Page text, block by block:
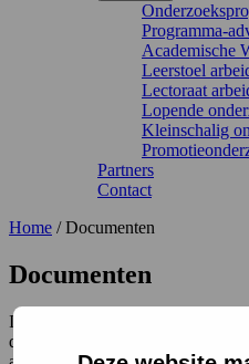
Programma-
Academische
Leerstoel
Lectoraat
Lopende
Kleinschalig
Partners
Contact
Home /Documenten
Documenten
In het kenniscentrum staan alle
die het centrum verzamelt,